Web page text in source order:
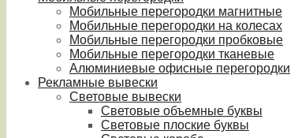
Мобильные перегородки магнитные
Мобильные перегородки на колесах
Мобильные перегородки пробковые
Мобильные перегородки тканевые
Алюминиевые офисные перегородки
Рекламные вывески
Световые вывески
Световые объемные буквы
Световые плоские буквы